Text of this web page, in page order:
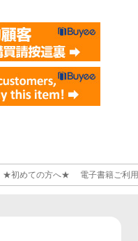
★初めての方へ★ 電子書籍ご利用